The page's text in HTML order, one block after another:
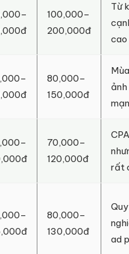
100,000–
200,000đ
Từ
80,000–
150,000đ
70,000–
120,000đ
rất
80,000–
130,000đ
ad